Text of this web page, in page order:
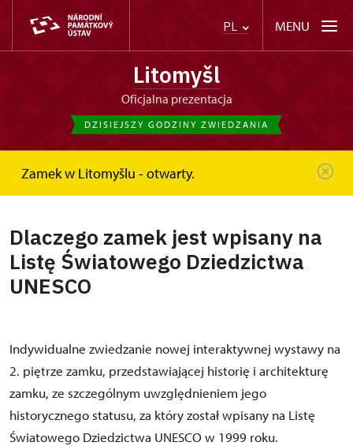
PL MENU
Litomyšl
Oficjalna prezentacja
DZISIEJSZY GODZINY ZWIEDZANIA
Zamek w Litomyšlu - otwarty.
Strona główna Dlaczego zamek jest wpisany na Listę...
Dlaczego zamek jest wpisany na
Listę Światowego Dziedzictwa
UNESCO
Indywidualne zwiedzanie nowej interaktywnej wystawy na
2. piętrze zamku, przedstawiającej historię i architekturę
zamku, ze szczególnym uwzględnieniem jego
historycznego statusu, za który został wpisany na Listę
Światowego Dziedzictwa UNESCO w 1999 roku.